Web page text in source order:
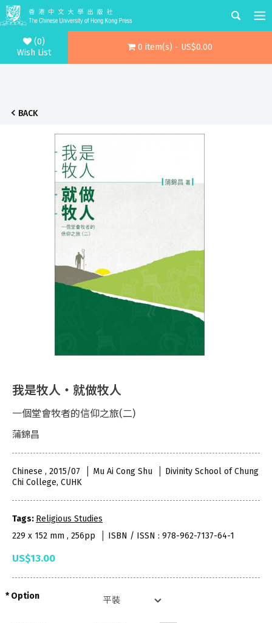
(0)
Wish List
0 item(s) - US$0.00
BACK
我是牧人‧就做牧人
一個堂會牧者的信仰之旅(二)
蒲錦昌
Chinese , 2015/07 Mu Ai Cong Shu
Divinity School of Chung
Chi College, CUHK
Tags: Religious Studies
229 x 152 mm , 256pp
ISBN / ISSN : 978-962-7137-64-1
US$13.00
Option